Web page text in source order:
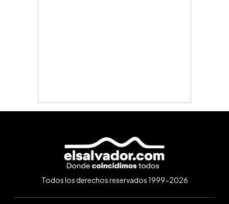
Todos los derechos reservados 1999-2026